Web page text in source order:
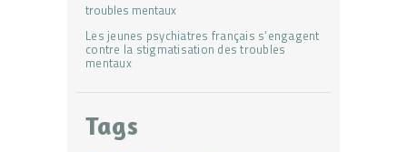
Les jeunes psychiatres français s’engagent
contre la stigmatisation des troubles
mentaux
Tags